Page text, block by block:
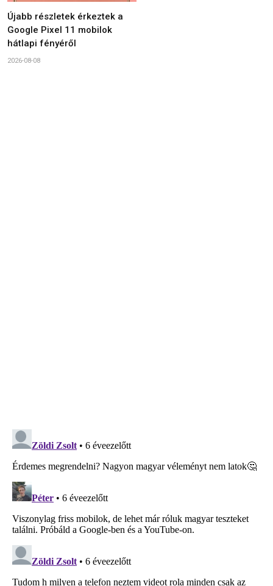
Újabb részletek érkeztek a
Google Pixel 11 mobilok
hátlapi fényéről
2026-08-08